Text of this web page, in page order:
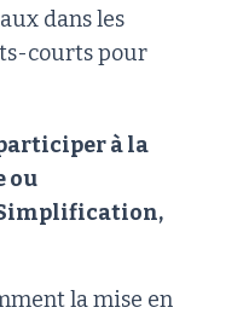
dans les
courts pour
à la
ou
la mise en